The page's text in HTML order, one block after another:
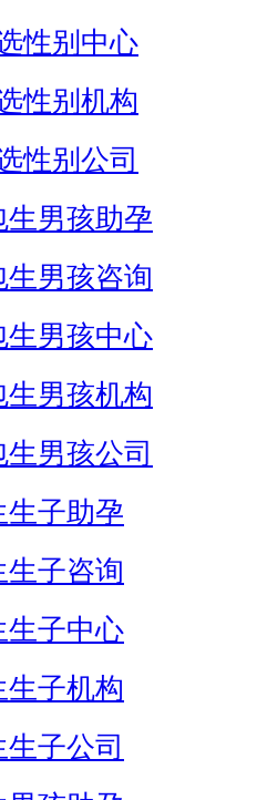
性别中心
性别机构
性别公司
男孩助孕
男孩咨询
生男孩中心
男孩机构
男孩公司
生子助孕
子咨询
生子中心
子机构
子公司